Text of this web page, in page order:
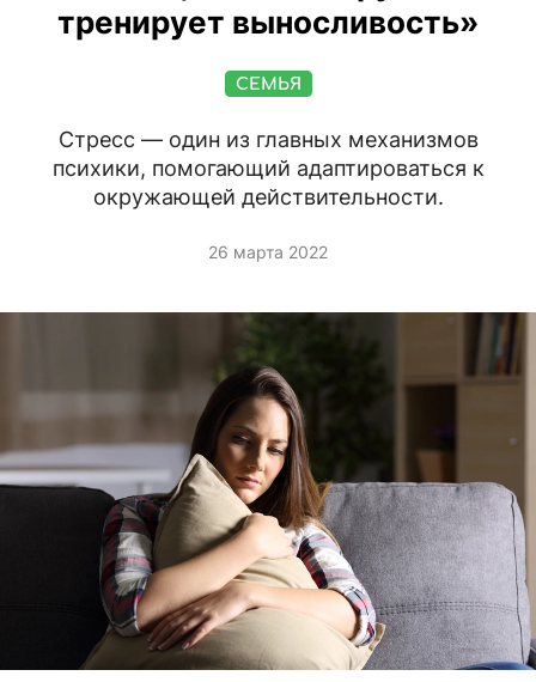
тренирует выносливость»
СЕМЬЯ
Стресс — один из главных механизмов
психики, помогающий адаптироваться к
окружающей действительности.
26 марта 2022